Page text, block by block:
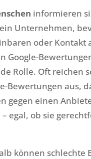
informieren
Unternehmen,
oder Kontakt
Google-
Rolle. Oft reichen
Bewertungen aus,
gegen einen
egal, ob sie
können schlechte